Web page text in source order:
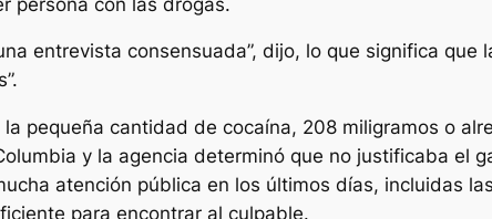
entrevista consensuada”, dijo, lo que significa
la pequeña cantidad de cocaína, 208 miligramos o
y la agencia determinó que no justificaba el
atención pública en los últimos días, incluidas
para encontrar al culpable.